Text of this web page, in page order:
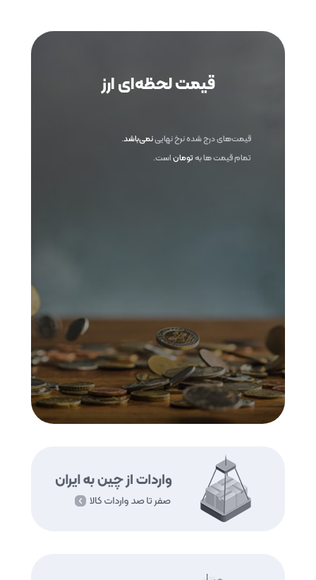
قیمت لحظه‌ای ارز
قیمت‌های درج شده نرخ نهایینمی‌باشد.
تمام قیمت ها به توماناست.